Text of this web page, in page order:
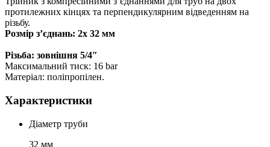
протилежних кінцях та перпендикулярним відведенням на
різьбу.
Розмір з’єднань: 2х 32 мм
Різьба: зовнішня 5/4″
Максимальний тиск: 16 bar
Матеріал: поліпропілен.
Характеристики
Діаметр труби
32 мм